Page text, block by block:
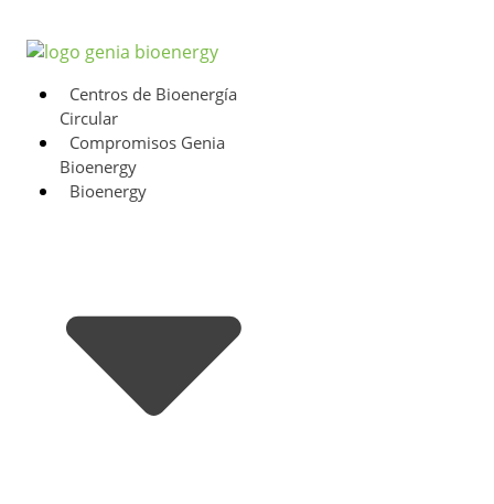
Centros de Bioenergía
Circular
Compromisos Genia
Bioenergy
Bioenergy